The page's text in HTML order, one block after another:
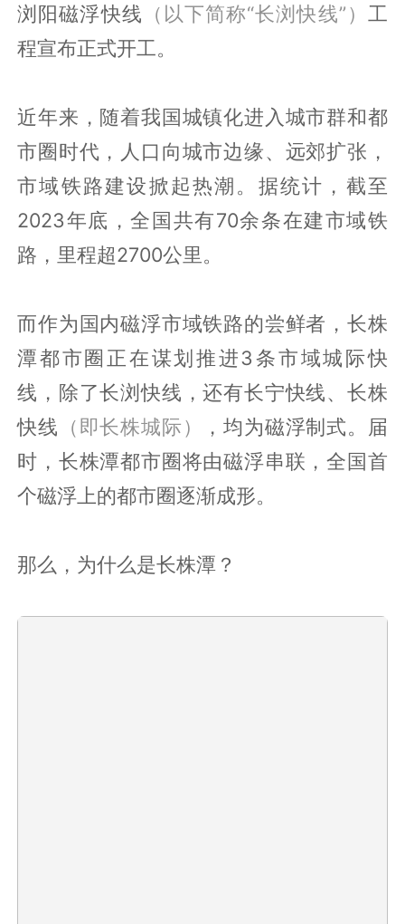
浏阳磁浮快线 （以下简称“长浏快线”） 工
程宣布正式开工。
近年来，随着我国城镇化进入城市群和都
市圈时代，人口向城市边缘、远郊扩张，
市域铁路建设掀起热潮。据统计，截至
2023年底，全国共有70余条在建市域铁
路，里程超2700公里。
而作为国内磁浮市域铁路的尝鲜者，长株
潭都市圈正在谋划推进3条市域城际快
线，除了长浏快线，还有长宁快线、长株
快线 （即长株城际）
，均为磁浮制式。届
时，长株潭都市圈将由磁浮串联，全国首
个磁浮上的都市圈逐渐成形。
那么，为什么是长株潭？